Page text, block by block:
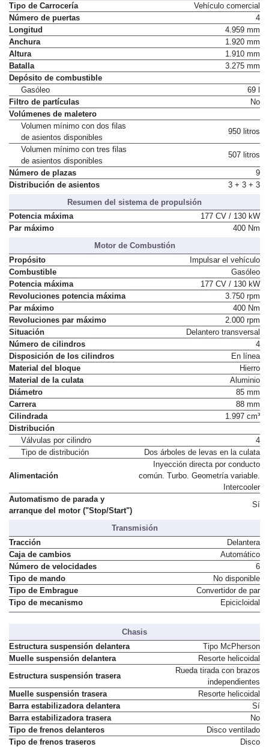
Tipo de Carrocería
Vehículo comercial
Número de puertas
4
Longitud
4.959 mm
Anchura
1.920 mm
Altura
1.910 mm
Batalla
3.275 mm
Depósito de combustible
Gasóleo
69 l
Filtro de partículas
No
Volúmenes de maletero
Volumen mínimo con dos filas
de asientos disponibles
950 litros
Volumen mínimo con tres filas
de asientos disponibles
507 litros
Número de plazas
9
Distribución de asientos
3 + 3 + 3
Resumen del sistema de propulsión
Potencia máxima
177 CV / 130 kW
Par máximo
400 Nm
Motor de Combustión
Propósito
Impulsar el vehículo
Combustible
Gasóleo
Potencia máxima
177 CV / 130 kW
Revoluciones potencia máxima
3.750 rpm
Par máximo
400 Nm
Revoluciones par máximo
2.000 rpm
Situación
Delantero transversal
Número de cilindros
4
Disposición de los cilindros
En línea
Material del bloque
Hierro
Material de la culata
Aluminio
Diámetro
85 mm
Carrera
88 mm
Cilindrada
1.997 cm³
Distribución
Válvulas por cilindro
4
Tipo de distribución
Dos árboles de levas en la culata
Alimentación
Inyección directa por conducto
común. Turbo. Geometría variable.
Intercooler
Automatismo de parada y
arranque del motor ("Stop/Start")
Sí
Transmisión
Tracción
Delantera
Caja de cambios
Automático
Número de velocidades
6
Tipo de mando
No disponible
Tipo de Embrague
Convertidor de par
Tipo de mecanismo
Epicicloidal
Chasis
Estructura suspensión delantera
Tipo McPherson
Muelle suspensión delantera
Resorte helicoidal
Estructura suspensión trasera
Rueda tirada con brazos
independientes
Muelle suspensión trasera
Resorte helicoidal
Barra estabilizadora delantera
Sí
Barra estabilizadora trasera
No
Tipo de frenos delanteros
Disco ventilado
Tipo de frenos traseros
Disco